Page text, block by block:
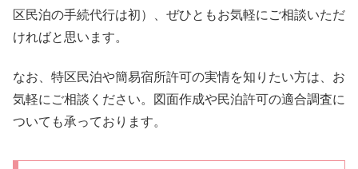
区民泊の手続代行は初）、ぜひともお気軽にご相談いただ
ければと思います。
なお、特区民泊や簡易宿所許可の実情を知りたい方は、お
気軽にご相談ください。図面作成や民泊許可の適合調査に
ついても承っております。